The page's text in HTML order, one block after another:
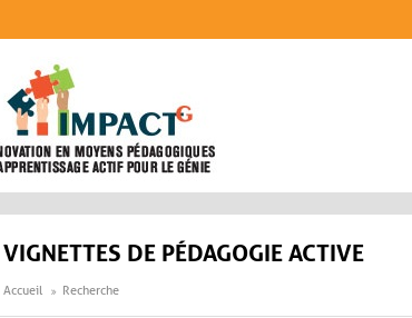
VIGNETTES DE PÉDAGOGIE ACTIVE
Accueil Recherche